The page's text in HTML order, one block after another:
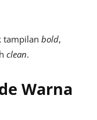
tampilan bold,
clean.
Warna